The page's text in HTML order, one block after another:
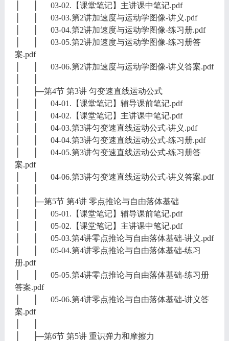
│ │ 03-02.【课堂笔记】主讲课中笔记.pdf
│ │ 03-03.第2讲加速度与运动学图像-讲义.pdf
│ │ 03-04.第2讲加速度与运动学图像-练习册.pdf
│ │ 03-05.第2讲加速度与运动学图像-练习册答
案.pdf
│ │ 03-06.第2讲加速度与运动学图像-讲义答案.pdf
│ ├─第4节 第3讲 匀变速直线运动公式
│ │ 04-01.【课堂笔记】辅导课前笔记.pdf
│ │ 04-02.【课堂笔记】主讲课中笔记.pdf
│ │ 04-03.第3讲匀变速直线运动公式-讲义.pdf
│ │ 04-04.第3讲匀变速直线运动公式-练习册.pdf
│ │ 04-05.第3讲匀变速直线运动公式-练习册答
案.pdf
│ │ 04-06.第3讲匀变速直线运动公式-讲义答案.pdf
│ ├─第5节 第4讲 零点推论与自由落体基础
│ │ 05-01.【课堂笔记】辅导课前笔记.pdf
│ │ 05-02.【课堂笔记】主讲课中笔记.pdf
│ │ 05-03.第4讲零点推论与自由落体基础-讲义.pdf
│ │ 05-04.第4讲零点推论与自由落体基础-练习
册.pdf
│ │ 05-05.第4讲零点推论与自由落体基础-练习册
答案.pdf
│ │ 05-06.第4讲零点推论与自由落体基础-讲义答
案.pdf
│ ├─第6节 第5讲 重识弹力和摩擦力